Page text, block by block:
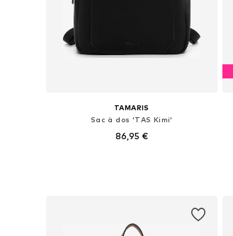
TAMARIS
Sac à dos 'TAS Kimi'
86,95 €